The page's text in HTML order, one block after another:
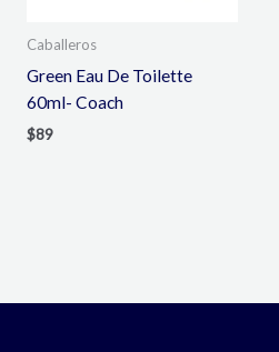
Caballeros
Green Eau De Toilette
60ml- Coach
$89